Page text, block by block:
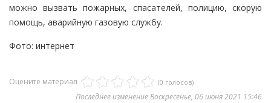
можно вызвать пожарных, спасателей, полицию, скорую
помощь, аварийную газовую службу.
Фото: интернет
Оцените материал (0 голосов)
Последнее изменение Воскресенье, 06 июня 2021 15:46